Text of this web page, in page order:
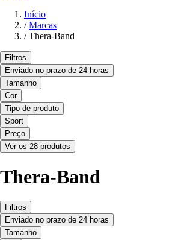
Início
/ Marcas
/ Thera-Band
Filtros
Enviado no prazo de 24 horas
Tamanho
Cor
Tipo de produto
Sport
Preço
Ver os 28 produtos
Thera-Band
Filtros
Enviado no prazo de 24 horas
Tamanho